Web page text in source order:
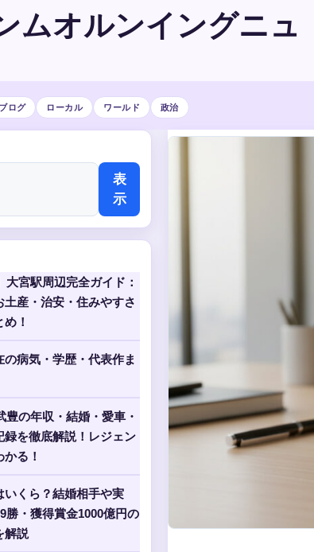
ムオルンイングニュ
ブログ ローカル ワールド 政治
表
示
大宮駅周辺完全ガイド：
産・治安・住みやすさ
！
病気・学歴・代表作ま
豊の年収・結婚・愛車・
を徹底解説！レジェン
る！
いくら？結婚相手や実
勝・獲得賞金1000億円の
解説